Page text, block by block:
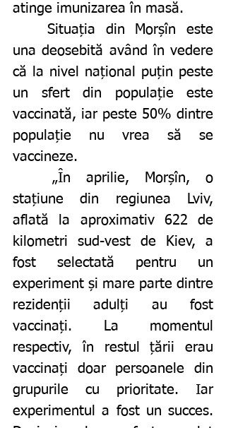
atinge imunizarea în masă.
una deosebită având în vedere
că
la nivel național puțin peste
un sfert din populație este
vaccinată, iar peste 50% dintre
populație nu vrea să se
vaccineze.
stațiune din regiunea Lviv,
aflată la aproximativ 622 de
kilometri sud-vest de Kiev, a
fost selectată pentru un
experiment și mare parte dintre
rezidenții adulți au fost
vaccinați. La momentul
respectiv, în restul țării erau
vaccinați doar persoanele din
grupurile cu prioritate. Iar
experimentul a fost un succes.